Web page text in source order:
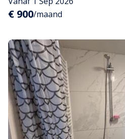
€ 900/maand